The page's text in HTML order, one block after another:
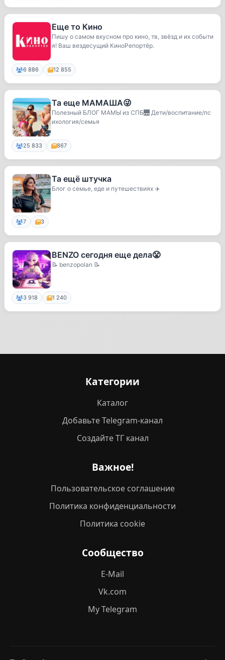
Еще то Кино
Пишу о самом вкусном про кино, тв, звёзд и их событи
я! Ваш вездесущий КиноРепортёр.
6 886 12 855
Та еще МАМАША😜
Полезный БЛОГ МАМЫ из СПБ🌉 Дети/воспитание/пс
ихология/семья
25 833 867
Та ещё штучка
Блог о семье, еде и путешествиях ✈️
7 3
BENZO сегодня еще дела😤
📝 benzopolan 📝
3 918 1 240
Категории
Каталог
Добавьте Telegram-канал
Создайте ТГ канал
Важное!
Пользовательское соглашение
Политика конфиденциальности
Политика cookie
Сообщество
E-Mail
Vk.com
My Telegram